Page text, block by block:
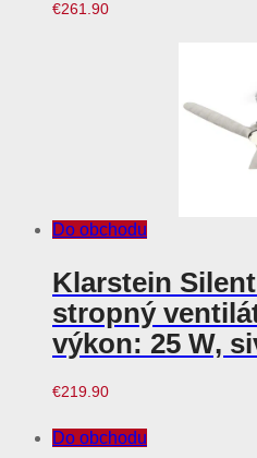
€261.90
Do obchodu
Klarstein
stropný
výkon: 25 W,
€219.90
Do obchodu